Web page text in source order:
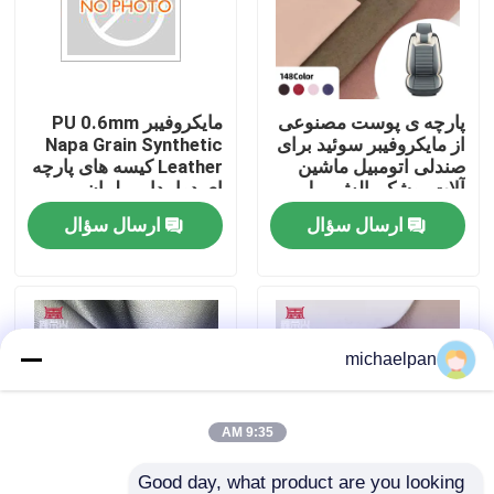
کارخانه تور
کنترل کیفیت
تماس با ما
پوست ساختگی PVC
مواد چرم مایکروفیبر
پارچه ی پوست مصنوعی
از مایکروفیبر سوئید برای
صندلی اتومبیل ماشین
آلات پوشک بالش مبل
کیف کیف پول کیف کیف
پول کفش های چند
منظوره برای پوشش
ارسال سؤال
مایکروفیبر PU 0.6mm
Napa Grain Synthetic
Leather کیسه های پارچه
ای دوامدار مبلمان
مبلمان کفش کیف پول
ماشین تزئینی صنایع
دستی در فضای باز
ارسال سؤال
michaelpan
9:35 AM
Good day, what product are you looking